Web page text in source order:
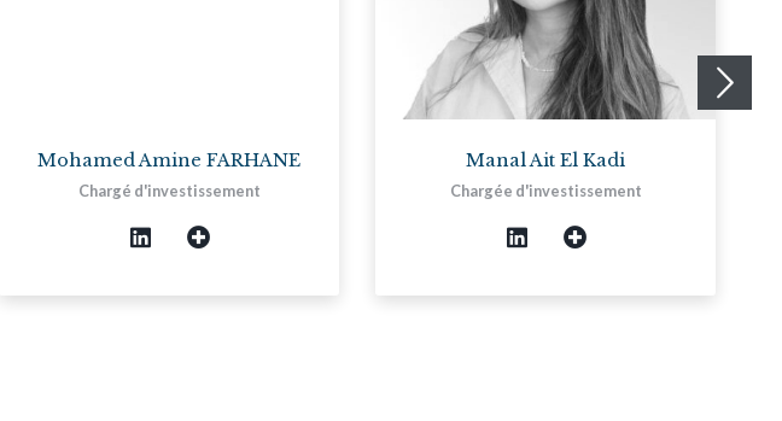
Mohamed Amine FARHANE
Chargé d'investissement
Manal Ait El Kadi
Chargée d'investissement